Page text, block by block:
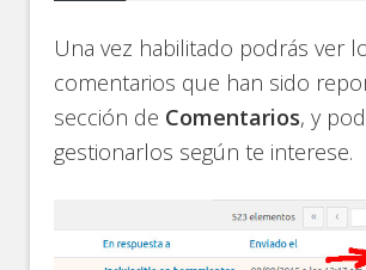
Una vez habilitado podrás ver
comentarios que han sido
sección de Comentarios, y
gestionarlos según te interese.